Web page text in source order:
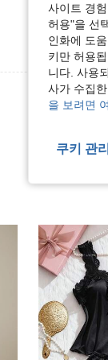
리
사이트 경
허용"을 선
인화에 도
키만 허용
니다. 사용
사가 수집
을 보려면
쿠키 관리